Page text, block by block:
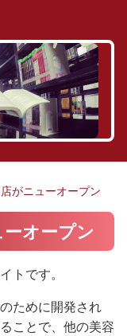
がニューオープン
オープン
トです。
ために開発され
ことで、他の美容